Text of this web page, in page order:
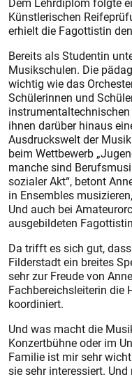
Künstlerischen
erhielt die Fagottistin
Bereits als Studentin
Musikschulen. Die
wichtig wie das
Schülerinnen und
ihnen darüber hinaus
Ausdruckswelt der
beim Wettbewerb
manche sind
sozialer Akt“, betont
in Ensembles
Und auch bei
ausgebildeten
Da trifft es sich gut,
Filderstadt ein breites
sehr zur Freude von
Fachbereichsleiterin die
koordiniert.
Und was macht die
Konzertbühne oder im
Familie ist mir sehr
sie sehr interessiert.